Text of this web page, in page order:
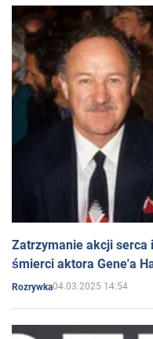
Zatrzymanie akcji serca
śmierci aktora Gene'a
Rozrywka04.03.2025 14:54